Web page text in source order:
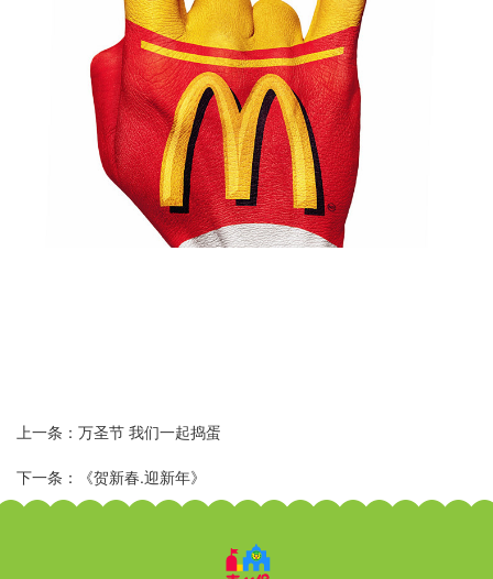
上一条：万圣节 我们一起捣蛋
下一条：《贺新春.迎新年》